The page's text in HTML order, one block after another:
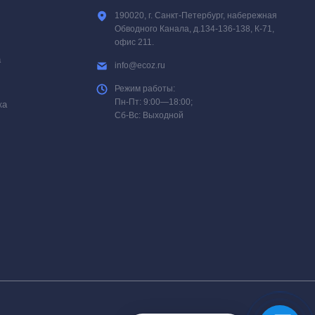
190020, г. Санкт-Петербург, набережная
Обводного Канала, д.134-136-138, К-71,
офис 211.
info@ecoz.ru
Режим работы:
Пн-Пт: 9:00—18:00;
Сб-Вс: Выходной